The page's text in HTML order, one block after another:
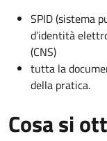
SPID (sistema
d’identità
(CNS)
tutta la
della pratica.
Cosa si